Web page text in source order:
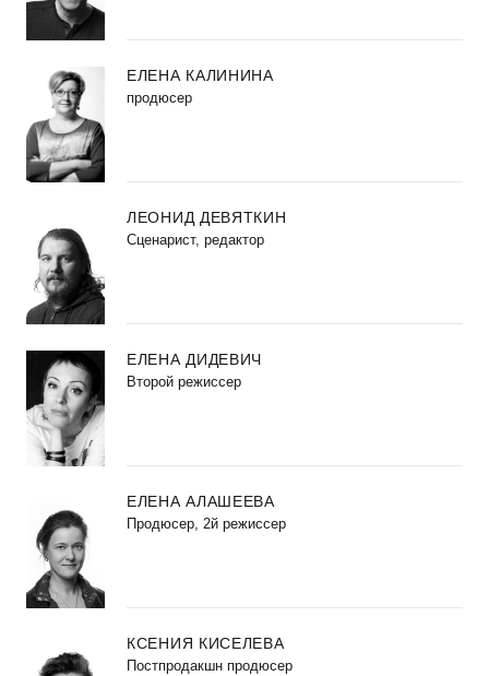
ЕЛЕНА КАЛИНИНА
продюсер
ЛЕОНИД ДЕВЯТКИН
Сценарист, редактор
ЕЛЕНА ДИДЕВИЧ
Второй режиссер
ЕЛЕНА АЛАШЕЕВА
Продюсер, 2й режиссер
КСЕНИЯ КИСЕЛЕВА
Постпродакшн продюсер